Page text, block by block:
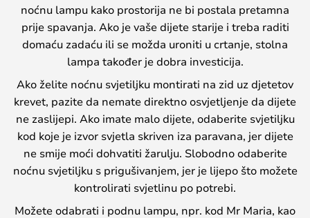
noćnu lampu kako prostorija ne bi postala pretamna
prije spavanja. Ako je vaše dijete starije i treba raditi
domaću zadaću ili se možda uroniti u crtanje, stolna
lampa također je dobra investicija.
Ako želite noćnu svjetiljku montirati na zid uz djetetov
krevet, pazite da nemate direktno osvjetljenje da dijete
ne zaslijepi. Ako imate malo dijete, odaberite svjetiljku
kod koje je izvor svjetla skriven iza paravana, jer dijete
ne smije moći dohvatiti žarulju. Slobodno odaberite
noćnu svjetiljku s prigušivanjem, jer je lijepo što možete
kontrolirati svjetlinu po potrebi.
Možete odabrati i podnu lampu, npr. kod Mr Maria, kao